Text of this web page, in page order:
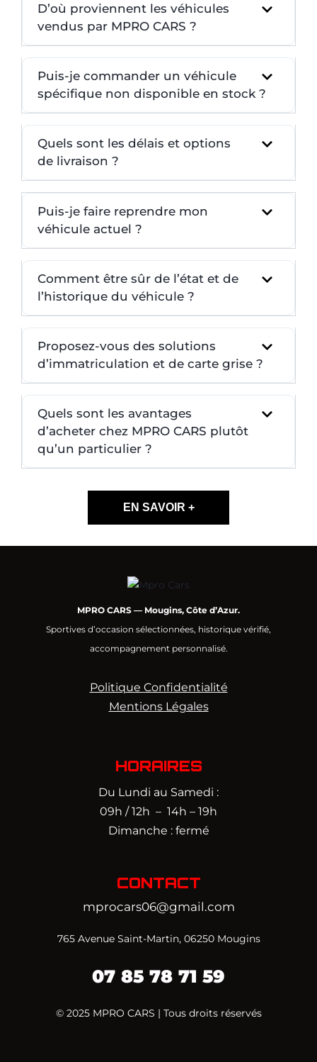
D’où proviennent les véhicules
vendus par MPRO CARS ?
Puis-je commander un véhicule
spécifique non disponible en stock ?
Quels sont les délais et options
de livraison ?
Puis-je faire reprendre mon
véhicule actuel ?
Comment être sûr de l’état et de
l’historique du véhicule ?
Proposez-vous des solutions
d’immatriculation et de carte grise ?
Quels sont les avantages
d’acheter chez MPRO CARS plutôt
qu’un particulier ?
EN SAVOIR +
MPRO CARS — Mougins, Côte d’Azur.
Sportives d’occasion sélectionnées, historique vérifié,
accompagnement personnalisé.
Politique Confidentialité
Mentions Légales
HORAIRES
Du Lundi au Samedi :
09h / 12h – 14h – 19h
Dimanche : fermé
CONTACT
mprocars06@gmail.com
765 Avenue Saint-Martin, 06250 Mougins
07 85 78 71 59‬
© 2025 MPRO CARS | Tous droits réservés